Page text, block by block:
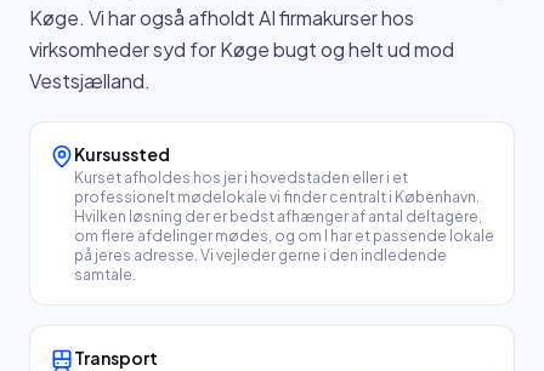
Køge. Vi har også afholdt AI firmakurser hos
virksomheder syd for Køge bugt og helt ud mod
Vestsjælland.
Kursussted
Kurset afholdes hos jer i hovedstaden eller i et
professionelt mødelokale vi finder centralt i København.
Hvilken løsning der er bedst afhænger af antal deltagere,
om flere afdelinger mødes, og om I har et passende lokale
på jeres adresse. Vi vejleder gerne i den indledende
samtale.
Transport